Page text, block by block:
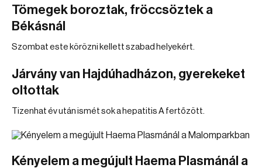
Tömegek boroztak, fröccsöztek a
Békásnál
Szombat este körözni kellett szabad helyekért.
Járvány van Hajdúhadházon, gyerekeket
oltottak
Tizenhat év után ismét sok a hepatitis A fertőzött.
Kényelem a megújult Haema Plasmánál a